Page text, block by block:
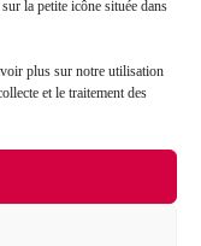
la petite icône située dans
plus sur notre utilisation
et le traitement des